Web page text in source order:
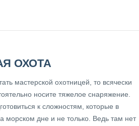
ОХОТА
мастерской охотницей, то всячески
носите тяжелое снаряжение.
к сложностям, которые в
морском дне и не только. Ведь там нет